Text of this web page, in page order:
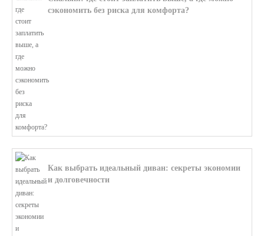
сэкономить без риска для комфорта?
Как выбрать идеальный диван: секреты экономии
и долговечности